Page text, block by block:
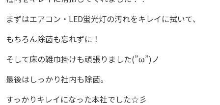
まずはエアコン・LED蛍光灯の汚れをキレイに拭いて、
もちろん除菌も忘れずに！
そして床の雑巾掛けも頑張りました(”ω”)ノ
最後はしっかり社内も除菌。
すっかりキレイになった本社でした☆彡